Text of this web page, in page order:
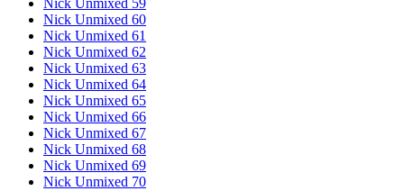
Nick Unmixed 59
Nick Unmixed 60
Nick Unmixed 61
Nick Unmixed 62
Nick Unmixed 63
Nick Unmixed 64
Nick Unmixed 65
Nick Unmixed 66
Nick Unmixed 67
Nick Unmixed 68
Nick Unmixed 69
Nick Unmixed 70